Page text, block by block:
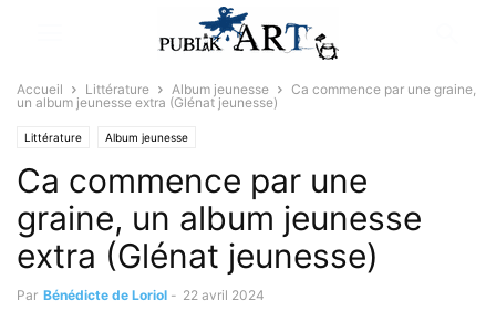
Accueil Littérature Album jeunesse
Ca commence par une graine,
un album jeunesse extra (Glénat jeunesse)
Littérature Album jeunesse
Ca commence par une
graine, un album jeunesse
extra (Glénat jeunesse)
Par Bénédicte de Loriol - 22 avril 2024